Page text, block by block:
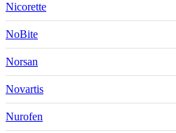
Nicorette
NoBite
Norsan
Novartis
Nurofen